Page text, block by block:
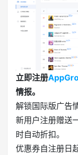
立即注册
情报。
解锁国际版广告
新用户注册赠送
时自动折扣。
优惠券自注册日